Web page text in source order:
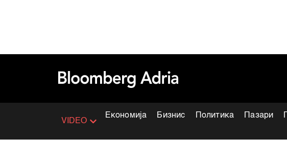
VIDEO
Економија Бизнис Политика Пазари